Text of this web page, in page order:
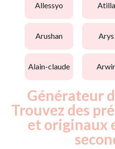
allessyo atilla
arushan arys
alain-claude
Générateur
Trouvez des
et originaux